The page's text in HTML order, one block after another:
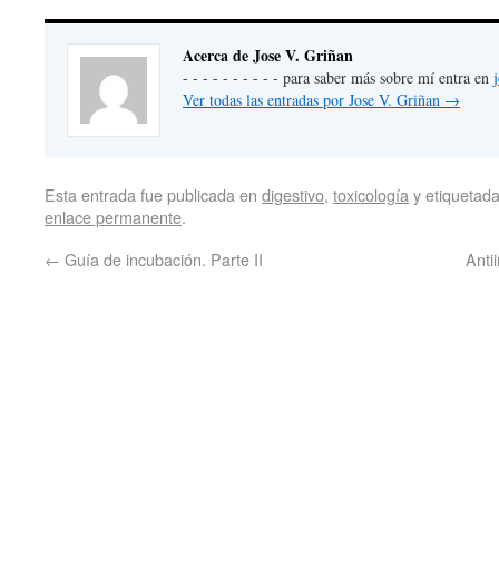
Acerca de Jose V. Griñan
- - - - - - - - - - para saber más sobre mí entra en
Ver todas las entradas por Jose V. Griñan →
Esta entrada fue publicada en digestivo, toxicologíay
enlace permanente.
← Guía de incubación. Parte II